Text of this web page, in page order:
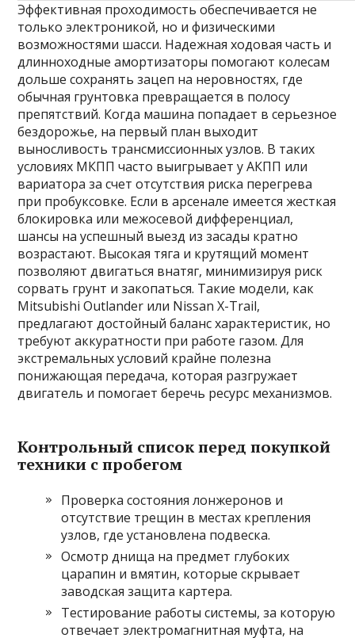
Эффективная проходимость обеспечивается не
только электроникой, но и физическими
возможностями шасси. Надежная ходовая часть и
длинноходные амортизаторы помогают колесам
дольше сохранять зацеп на неровностях, где
обычная грунтовка превращается в полосу
препятствий. Когда машина попадает в серьезное
бездорожье, на первый план выходит
выносливость трансмиссионных узлов. В таких
условиях МКПП часто выигрывает у АКПП или
вариатора за счет отсутствия риска перегрева
при пробуксовке. Если в арсенале имеется жесткая
блокировка или межосевой дифференциал,
шансы на успешный выезд из засады кратно
возрастают. Высокая тяга и крутящий момент
позволяют двигаться внатяг, минимизируя риск
сорвать грунт и закопаться. Такие модели, как
Mitsubishi Outlander или Nissan X-Trail,
предлагают достойный баланс характеристик, но
требуют аккуратности при работе газом. Для
экстремальных условий крайне полезна
понижающая передача, которая разгружает
двигатель и помогает беречь ресурс механизмов.
Контрольный список перед покупкой
техники с пробегом
Проверка состояния лонжеронов и
отсутствие трещин в местах крепления
узлов, где установлена подвеска.
Осмотр днища на предмет глубоких
царапин и вмятин, которые скрывает
заводская защита картера.
Тестирование работы системы, за которую
отвечает электромагнитная муфта, на